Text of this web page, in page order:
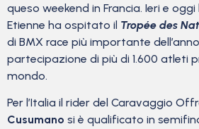
queso weekend in Francia. Ieri e
Etienne ha ospitato il Tropée des
di BMX race più importante
partecipazione di più di 1.600 atleti
mondo.
Per l’Italia il rider del Caravaggio
Cusumano si è qualificato in